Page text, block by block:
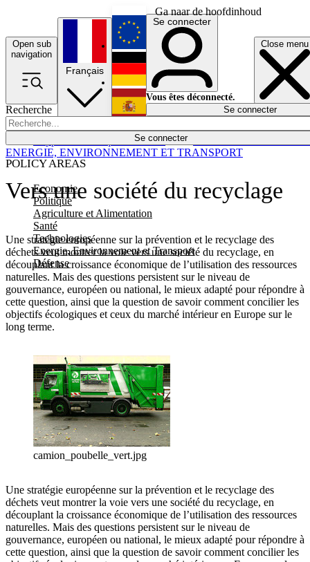
Ga naar de hoofdinhoud
Open sub
navigation
Close menu
Recherche
Se connecter
POLICY AREAS
Economie
Politique
Agriculture et Alimentation
Santé
Technologies
Energie, Environnement et Transport
Défense
Économie
Français
English
Deutsch
Español
Se connecter
Vous êtes déconnecté.
Se connecter
Vers une société du recyclage
Une stratégie européenne sur la prévention et le recyclage des
déchets veut montrer la voie vers une société du recyclage, en
découplant la croissance économique de l’utilisation des ressources
naturelles. Mais des questions persistent sur le niveau de
gouvernance, européen ou national, le mieux adapté pour répondre à
cette question, ainsi que la question de savoir comment concilier les
objectifs écologiques et ceux du marché intérieur en Europe sur le
long terme.
ENERGIE, ENVIRONNEMENT ET TRANSPORT
camion_poubelle_vert.jpg
Une stratégie européenne sur la prévention et le recyclage des
déchets veut montrer la voie vers une société du recyclage, en
découplant la croissance économique de l’utilisation des ressources
naturelles. Mais des questions persistent sur le niveau de
gouvernance, européen ou national, le mieux adapté pour répondre à
cette question, ainsi que la question de savoir comment concilier les